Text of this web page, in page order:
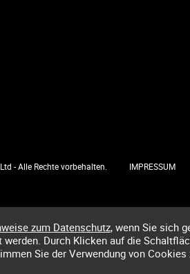
- Alle Rechte vorbehalten. IMPRESSUM
zum Datenschutz, wenn Sie sich
Durch Klicken auf die
Sie der Verwendung von Cookies